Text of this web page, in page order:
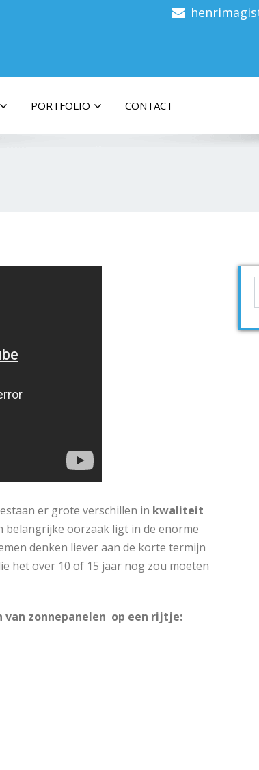
PORTFOLIO CONTACT
er grote verschillen in kwaliteit
belangrijke oorzaak ligt in de enorme
denken liever aan de korte termijn
het over 10 of 15 jaar nog zou moeten
zonnepanelen op een rijtje: